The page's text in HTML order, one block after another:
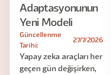
Adaptasyonunun
Yeni Modeli
Güncellenme
Tarihi:
27/7/2026
Yapay zeka araçları her
geçen gün değişirken,